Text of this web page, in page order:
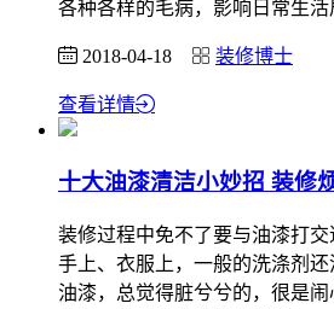
各种各样的毛病，影响日常生活
2018-04-18 装修博士
查看详情
十大油漆清洁小妙招 装修
装修过程中免不了要与油漆打
手上、衣服上，一般的洗涤剂
油漆，总觉得脏兮兮的，很是